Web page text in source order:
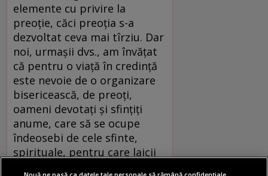
elemente cu privire la
preoție, căci preoția s-a
dezvoltat ceva mai tîrziu. Dar
noi, urmașii dvs., am învățat
că pentru o viață în credință
este nevoie de o organizare
bisericească, de preoți,
oameni devotați și sfințiți
anume, care să se ocupe
îndeosebi de cele sfinte,
spirituale, pentru care laicii